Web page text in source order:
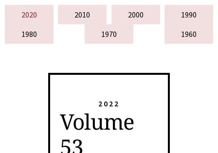
2020 2010 2000
1990
1980
1970 1960
2022
Volume
53